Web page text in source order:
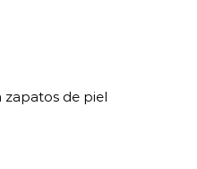
zapatos de piel